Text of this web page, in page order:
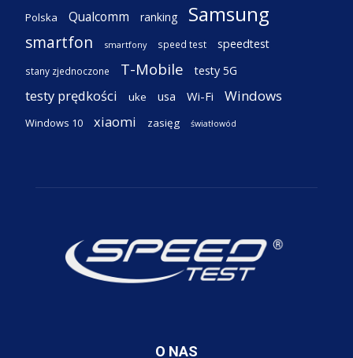
Polska Qualcomm ranking Samsung
smartfon smartfony speed test speedtest
stany zjednoczone T-Mobile testy 5G
testy prędkości uke usa Wi-Fi Windows
Windows 10 xiaomi zasięg światłowód
O NAS